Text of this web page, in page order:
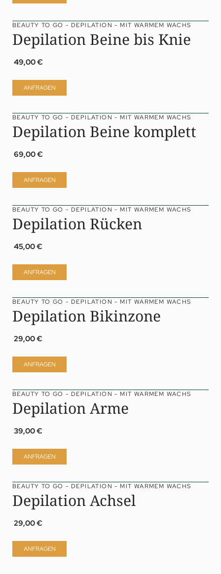
BEAUTY TO GO - DEPILATION - MIT WARMEM WACHS
Depilation Beine bis Knie
49,00 €
ANFRAGEN
BEAUTY TO GO - DEPILATION - MIT WARMEM WACHS
Depilation Beine komplett
69,00 €
ANFRAGEN
BEAUTY TO GO - DEPILATION - MIT WARMEM WACHS
Depilation Rücken
45,00 €
ANFRAGEN
BEAUTY TO GO - DEPILATION - MIT WARMEM WACHS
Depilation Bikinzone
29,00 €
ANFRAGEN
BEAUTY TO GO - DEPILATION - MIT WARMEM WACHS
Depilation Arme
39,00 €
ANFRAGEN
BEAUTY TO GO - DEPILATION - MIT WARMEM WACHS
Depilation Achsel
29,00 €
ANFRAGEN